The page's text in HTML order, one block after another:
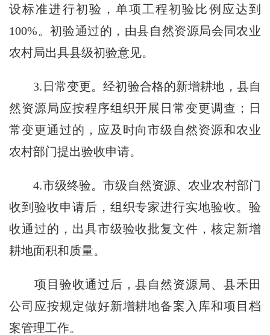
设标准进行初验，单项工程初验比例应达到
100%。初验通过的，由县自然资源局会同农业
农村局出具县级初验意见。
3.日常变更。经初验合格的新增耕地，县自
然资源局应按程序组织开展日常变更调查；日
常变更通过的，应及时向市级自然资源和农业
农村部门提出验收申请。
4.市级终验。市级自然资源、农业农村部门
收到验收申请后，组织专家进行实地验收。验
收通过的，出具市级验收批复文件，核定新增
耕地面积和质量。
项目验收通过后，县自然资源局、县禾田
公司应按规定做好新增耕地备案入库和项目档
案管理工作。